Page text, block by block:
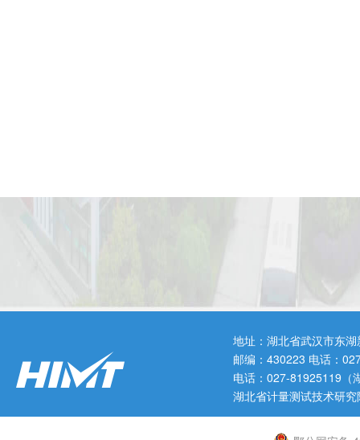
地址：湖北省武汉市东
邮编：430223 电话：
电话：027-81925119（
湖北省计量测试技术研